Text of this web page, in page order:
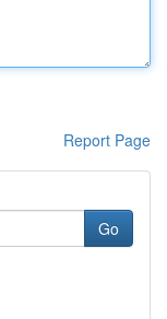
Report Page
Go